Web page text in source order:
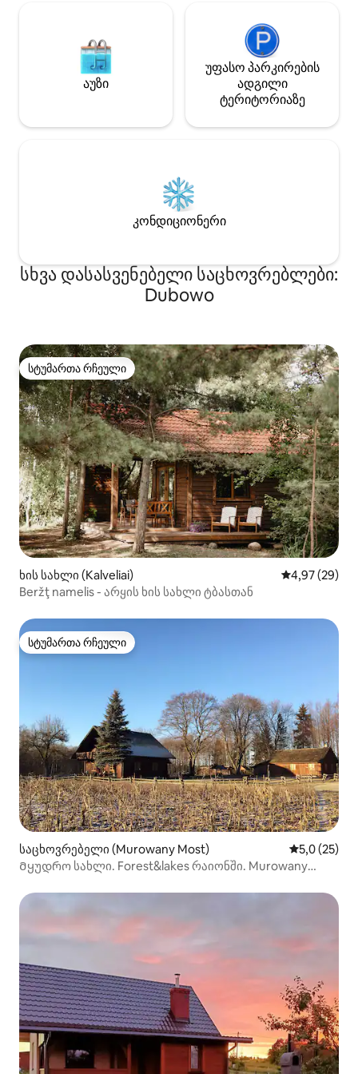
აუზი
უფასო პარკირების
ადგილი
ტერიტორიაზე
კონდიციონერი
სხვა დასასვენებელი საცხოვრებლები:
Dubowo
სტუმართა რჩეული
სტუმართა რჩეული
ხის სახლი (Kalveliai) საშუალო
4,97 (29)
Beržţ namelis - არყის ხის სახლი ტბასთან
სტუმართა რჩეული
სტუმართა რჩეული
საცხოვრებელი (Murowany Most) საშუალო
5,0 (25)
Მყუდრო სახლი. Forest&lakes რაიონში. Murowany